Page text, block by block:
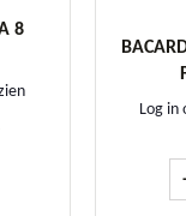
8
8 Anos 70cl aantal
Log in